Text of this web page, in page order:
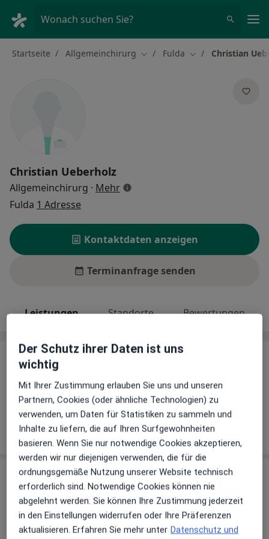
Wonach suchen Sie?
Startseite Allgemeinchirurg Stadt ändern
Fulda Stadt ändern
Christian
Christian Ueberholz
Allgemeinchirurg · Mehrüber Spezialisierungen
Fulda 1 Adresse
Kontaktdaten anzeigen
Terminanfrage senden
Leistungen Standorte Bewertungen
Leistungen
Keine Informationen über Leistungen und Kosten
Auf diesem Profil wurden noch keine Informationen
über Leistungen hinzugefügt.
Sind Sie Christian Ueberholz?
Hinterlegen Sie kostenlos ein Portraitbild, Ihre
Der Schutz ihrer Daten ist uns
wichtig
Mit Ihrer Zustimmung erlauben Sie uns und unseren
Partnern, Cookies (oder ähnliche Technologien) zu
verwenden, um Daten für Statistiken zu sammeln und
Inhalte zu liefern, die auf Ihren Surfgewohnheiten
basieren. Wenn Sie nur notwendige Cookies akzeptieren,
werden wir nur diejenigen verwenden, die für die
ordnungsgemäße Nutzung unserer Website technisch
erforderlich sind. Notwendige Cookies können nie
abgelehnt werden. Sie können Ihre Zustimmung jederzeit
in den Einstellungen widerrufen oder Ihre Präferenzen
aktualisieren. Erfahren Sie mehr unter Datenschutz und